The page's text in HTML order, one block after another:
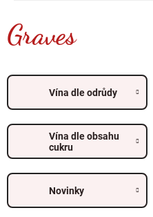
Graves
Vína dle odrůdy
Vína dle obsahu
cukru
Novinky